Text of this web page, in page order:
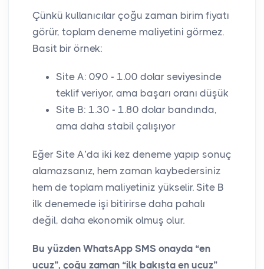
Çünkü kullanıcılar çoğu zaman birim fiyatı
görür, toplam deneme maliyetini görmez.
Basit bir örnek:
Site A: 0.90 - 1.00 dolar seviyesinde
teklif veriyor, ama başarı oranı düşük
Site B: 1.30 - 1.80 dolar bandında,
ama daha stabil çalışıyor
Eğer Site A’da iki kez deneme yapıp sonuç
alamazsanız, hem zaman kaybedersiniz
hem de toplam maliyetiniz yükselir. Site B
ilk denemede işi bitirirse daha pahalı
değil, daha ekonomik olmuş olur.
Bu yüzden WhatsApp SMS onayda “en
ucuz”, çoğu zaman “ilk bakışta en ucuz”